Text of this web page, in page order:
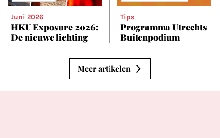
Juni 2026
HKU Exposure 2026:
De nieuwe lichting
Tips
Programma Utrechts
Buitenpodium
Meer artikelen